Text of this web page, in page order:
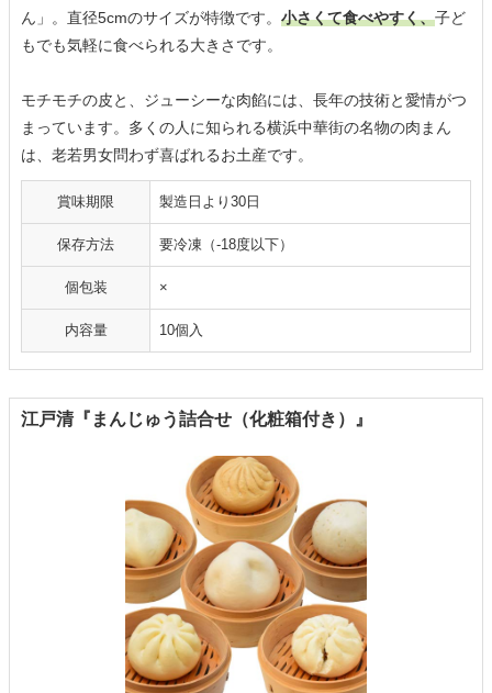
ん」。直径5cmのサイズが特徴です。 小さくて食べやすく、子ど
もでも気軽に食べられる大きさです。
モチモチの皮と、ジューシーな肉餡には、長年の技術と愛情がつ
まっています。多くの人に知られる横浜中華街の名物の肉まん
は、老若男女問わず喜ばれるお土産です。
賞味期限 製造日より30日
保存方法 要冷凍（-18度以下）
個包装 ×
内容量 10個入
江戸清『まんじゅう詰合せ（化粧箱付き）』